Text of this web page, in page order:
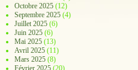
Octobre 2025 (12)
Septembre 2025 (4)
Juillet 2025 (6)
Juin 2025 (6)
Mai 2025 (13)
Avril 2025 (11)
Mars 2025 (8)
Février 2025 (20)